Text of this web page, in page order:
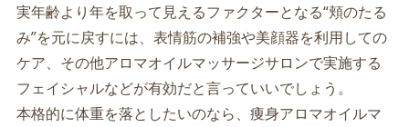
実年齢より年を取って見えるファクターとなる“頬のたる
み”を元に戻すには、表情筋の補強や美顔器を利用しての
ケア、その他アロマオイルマッサージサロンで実施する
フェイシャルなどが有効だと言っていいでしょう。
本格的に体重を落としたいのなら、痩身アロマオイルマ